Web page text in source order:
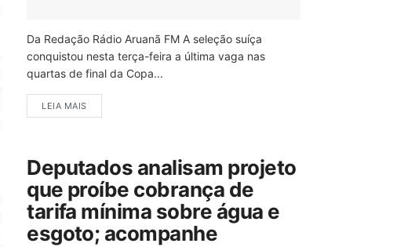
Da Redação Rádio Aruanã FM A seleção suíça
conquistou nesta terça-feira a última vaga nas
quartas de final da Copa...
LEIA MAIS
Deputados analisam projeto
que proíbe cobrança de
tarifa mínima sobre água e
esgoto; acompanhe